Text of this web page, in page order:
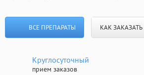
ВСЕ ПРЕПАРАТЫ КАК ЗАКАЗАТЬ
Круглосуточный
прием заказов